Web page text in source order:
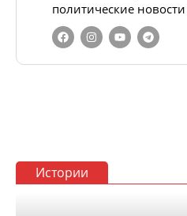
политические новости
Истории